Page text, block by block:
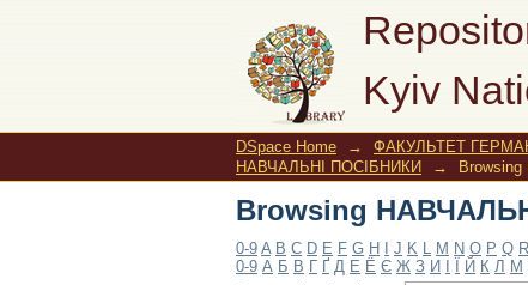
Kyiv
Browsing
DSpace Home → ФАКУЛЬТЕТ
НАВЧАЛЬНІ ПОСІБНИКИ
→
Browsing
0-9 A B C D E F G H J K L M N O P Q R
0-9 А Б В Г Ґ Д Е Ё Є Ж З И Й К Л М